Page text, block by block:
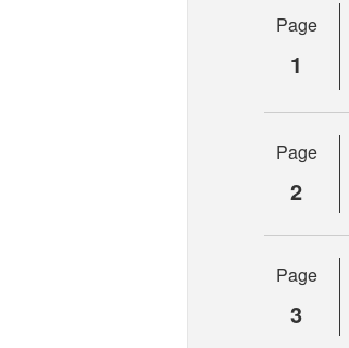
Page
1
Page
2
Page
3